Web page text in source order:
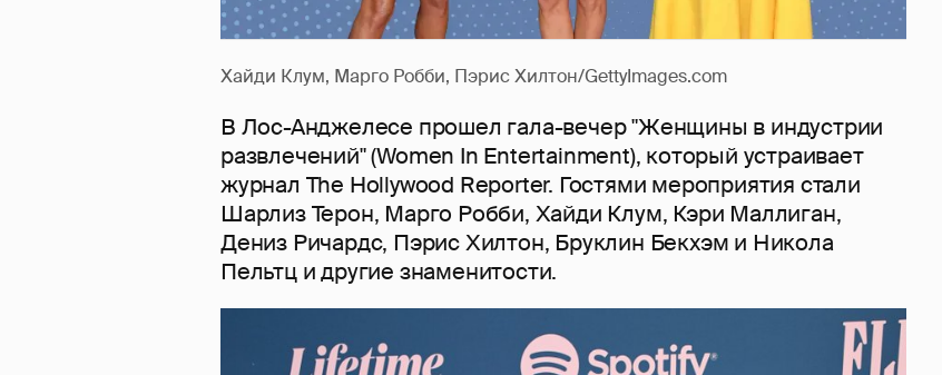
Хайди Клум, Марго Робби, Пэрис Хилтон/GettyImages.com
В Лос-Анджелесе прошел гала-вечер "Женщины в индустрии
развлечений" (Women In Entertainment), который устраивает
журнал The Hollywood Reporter. Гостями мероприятия стали
Шарлиз Терон, Марго Робби, Хайди Клум, Кэри Маллиган,
Дениз Ричардс, Пэрис Хилтон, Бруклин Бекхэм и Никола
Пельтц и другие знаменитости.